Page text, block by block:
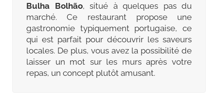
Bulha Bolhão, situé à quelques pas du
marché. Ce restaurant propose une
gastronomie typiquement portugaise, ce
qui est parfait pour découvrir les saveurs
locales. De plus, vous avez la possibilité de
laisser un mot sur les murs après votre
repas, un concept plutôt amusant.